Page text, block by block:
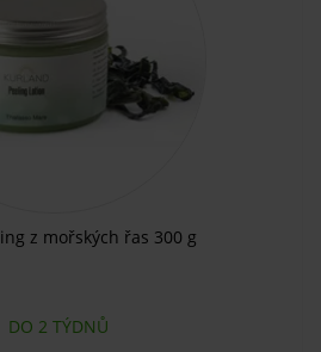
z mořských řas 300 g
DO 2 TÝDNŮ